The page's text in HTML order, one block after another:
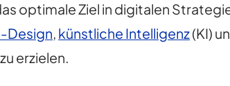
optimale Ziel in digitalen
Design, künstliche Intelligenz(KI)
erzielen.